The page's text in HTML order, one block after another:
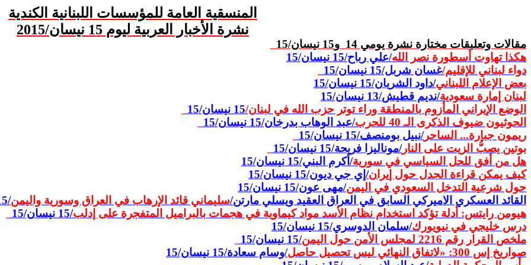
المنسقية العامة للمؤسسات اللبنانية الكندية
نشرة الأخبار العربية ليوم 15 نيسان /2015
مقالات وتعليقات مختارة نشرة يومي 14
و15 نيسان/15
هكذا تهاوت أسطورة نصر الله/علي رباح/15 نيسان/15
دواء لبناني للإقليم/غسان شربل/15 نيسان/15
بعض الإعلام اللبناني/داود الشريان/15 نيسان/15
لبنان إمارة سعودية/نديم قطيش/13 نيسان/15
الوضع الإيراني المأزوم بالمنطقة وراء توتر حزب الله في لبنان/15 نيسان/15
الحوثيون ضيوف الذكرى الـ 40 للحرب
/عبد الوهاب بدرخان/15 نيسان/15
ريمون جبارة... الساحر/نبيل بومنصف/15
نيسان/15
بوتين يصبُّ الزيت على النار/موناليزا فريحة/15 نيسان/15
هل من أفق للحل السياسي في سورية/أكرم البني/15 نيسان/15
كيف يمكن قراءة الجدل حول إيران/إي جي ديون/15 نيسان/15
حول شرعية التدخل السعودي في اليمن/مهى عون/15 نيسان/15
القائد العسكري الاميركي السابق في العراق العقيد ويسلي مارتن/سليماني قائد الإرهاب في العراق وسورية واليمن/
15
هيومن رايتس: أدلة تؤكد استخدام نظام الأسد مواد كيماوية في هجمات بالبراميل المتفجرة على إدلب/15 نيسان/15
درس خليجي في نيويورك/سلمان الدوسري/15 نيسان/15
ملخص القرار رقم 2216 لمجلس الأمن حول اليمن /15 نيسان/15
صواريخ إس 300: «لاتفاق النهائي ليس تحصيل حاصل
/وسام سعادة/15 نيسان/15